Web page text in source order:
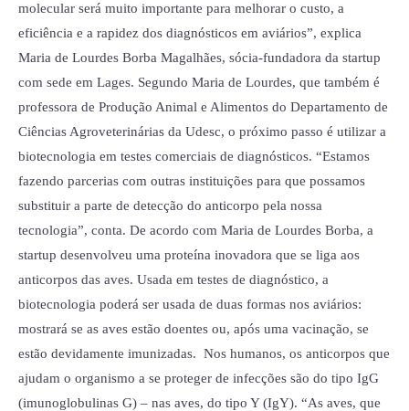
molecular será muito importante para melhorar o custo, a
eficiência e a rapidez dos diagnósticos em aviários”, explica
Maria de Lourdes Borba Magalhães, sócia-fundadora da startup
com sede em Lages. Segundo Maria de Lourdes, que também é
professora de Produção Animal e Alimentos do Departamento de
Ciências Agroveterinárias da Udesc, o próximo passo é utilizar a
biotecnologia em testes comerciais de diagnósticos. “Estamos
fazendo parcerias com outras instituições para que possamos
substituir a parte de detecção do anticorpo pela nossa
tecnologia”, conta. De acordo com Maria de Lourdes Borba, a
startup desenvolveu uma proteína inovadora que se liga aos
anticorpos das aves. Usada em testes de diagnóstico, a
biotecnologia poderá ser usada de duas formas nos aviários:
mostrará se as aves estão doentes ou, após uma vacinação, se
estão devidamente imunizadas. Nos humanos, os anticorpos que
ajudam o organismo a se proteger de infecções são do tipo IgG
(imunoglobulinas G) – nas aves, do tipo Y (IgY). “As aves, que